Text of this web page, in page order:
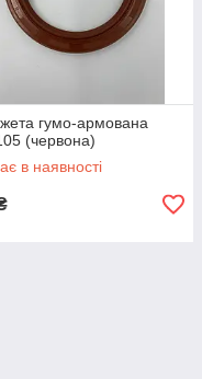
гумо-армована
(червона)
в наявності